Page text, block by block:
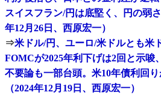
スイスフラン/円は底堅く、円の弱
年12月26日、西原宏一）
⇒米ドル/円、ユーロ/米ドルとも米
FOMCが2025年利下げは2回と示唆
不要論も一部台頭。米10年債利回
（2024年12月19日、西原宏一）